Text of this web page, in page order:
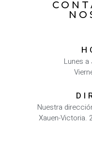
Lunes a
Nuestra
Xauen-Victoria.